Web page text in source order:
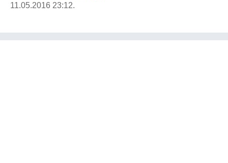
11.05.2016 23:12.